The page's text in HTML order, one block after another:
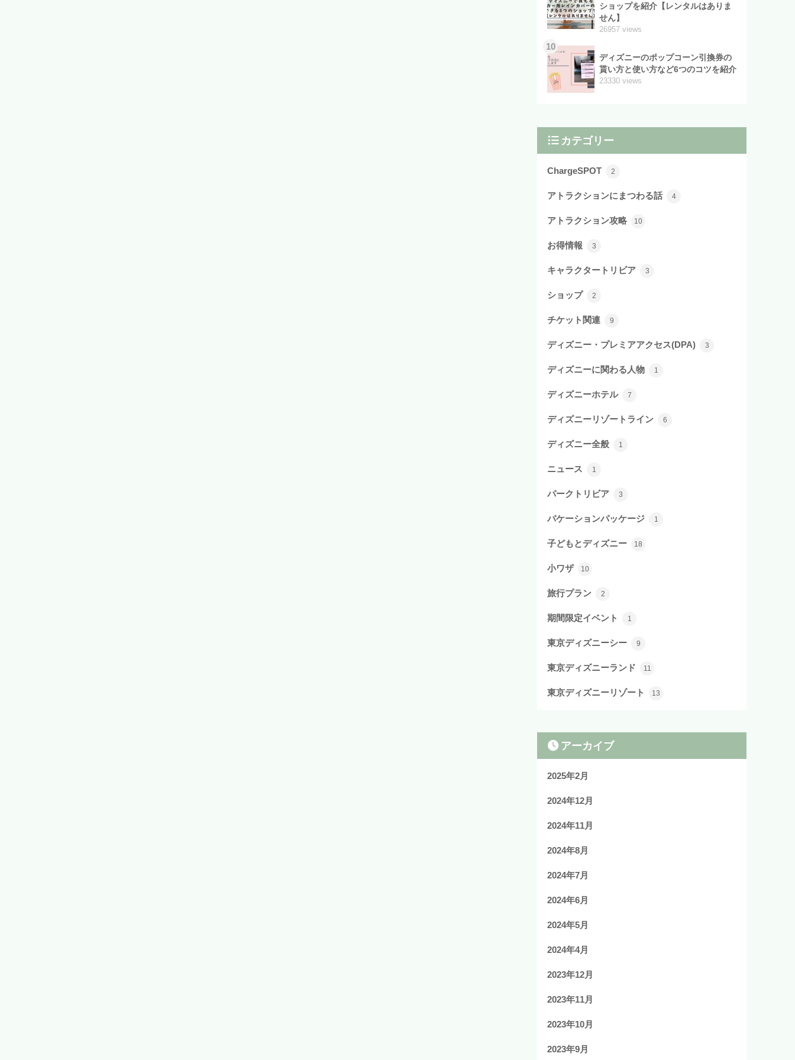
ショップを紹介【レンタルはありま
せん】
26957 views
10
ディズニーのポップコーン引換券の
貰い方と使い方など6つのコツを紹介
23330 views
カテゴリー
ChargeSPOT 2
アトラクションにまつわる話 4
アトラクション攻略 10
お得情報 3
キャラクタートリビア 3
ショップ 2
チケット関連 9
ディズニー・プレミアアクセス(DPA) 3
ディズニーに関わる人物 1
ディズニーホテル 7
ディズニーリゾートライン 6
ディズニー全般 1
ニュース 1
パークトリビア 3
バケーションパッケージ 1
子どもとディズニー 18
小ワザ 10
旅行プラン 2
期間限定イベント 1
東京ディズニーシー 9
東京ディズニーランド 11
東京ディズニーリゾート 13
アーカイブ
2025年2月
2024年12月
2024年11月
2024年8月
2024年7月
2024年6月
2024年5月
2024年4月
2023年12月
2023年11月
2023年10月
2023年9月